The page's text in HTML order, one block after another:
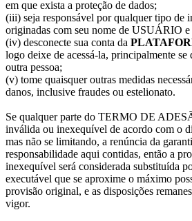
em que exista a proteção de dados;
(iii) seja responsável por qualquer tipo de
originadas com seu nome de USUÁRIO e
(iv) desconecte sua conta da
logo deixe de acessá-la, principalmente
outra pessoa;
(v) tome quaisquer outras medidas
danos, inclusive fraudes ou estelionato.
Se qualquer parte do TERMO DE
inválida ou inexequível de acordo com o
mas não se limitando, a renúncia da
responsabilidade aqui contidas, então a
inexequível será considerada substituída
executável que se aproxime o máximo
provisão original, e as disposições
vigor.